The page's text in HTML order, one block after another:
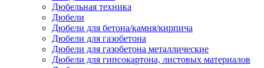
Дюбельная техника
Дюбели
Дюбели для бетона/камня/кирпича
Дюбели для газобетона
Дюбели для газобетона металлические
Дюбели для гипсокартона, листовых материалов